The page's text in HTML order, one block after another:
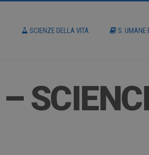
SCIENZE DELLA VITA S. UMANE